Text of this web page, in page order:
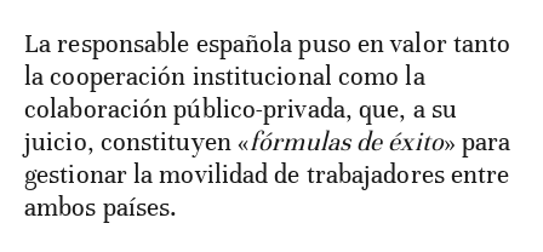
La responsable española puso en valor tanto
la cooperación institucional como la
colaboración público-privada, que, a su
juicio, constituyen «fórmulas de éxito» para
gestionar la movilidad de trabajadores entre
ambos países.